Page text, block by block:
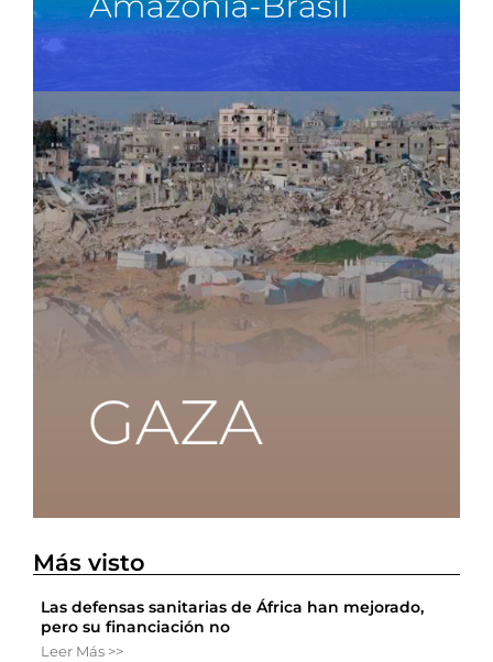
Más visto
Las defensas sanitarias de África han mejorado,
pero su financiación no
Leer Más >>